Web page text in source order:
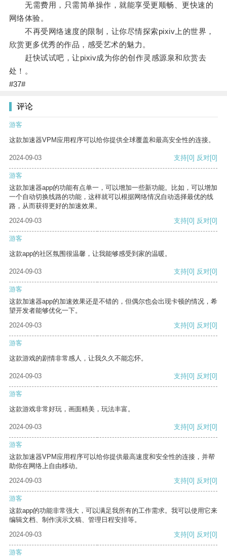
无需费用，只需简单操作，就能享受更顺畅、更快速的
网络体验。
不再受网络速度的限制，让你尽情探索pixiv上的世界，
欣赏更多优秀的作品，感受艺术的魅力。
赶快试试吧，让pixiv成为你的创作灵感源泉和欣赏去
处！。
#37#
评论
游客
这款加速器VPM应用程序可以给你提供全球覆盖和最高安全性的连接。
2024-09-03 支持[0] 反对[0]
游客
这款加速器app的功能有点单一，可以增加一些新功能。比如，可以增加
一个自动切换线路的功能，这样就可以根据网络情况自动选择最优的线
路，从而获得更好的加速效果。
2024-09-03
支持[0] 反对[0]
游客
这款app的社区氛围很温馨，让我能够感受到家的温暖。
2024-09-03 支持[0] 反对[0]
游客
这款加速器app的加速效果还是不错的，但偶尔也会出现卡顿的情况，希
望开发者能够优化一下。
2024-09-03
支持[0] 反对[0]
游客
这款游戏的剧情非常感人，让我久久不能忘怀。
2024-09-03 支持[0] 反对[0]
游客
这款游戏非常好玩，画面精美，玩法丰富。
2024-09-03 支持[0] 反对[0]
游客
这款加速器VPM应用程序可以给你提供最高速度和安全性的连接，并帮
助你在网络上自由移动。
2024-09-03
支持[0] 反对[0]
游客
这款app的功能非常强大，可以满足我所有的工作需求。我可以使用它来
编辑文档、制作演示文稿、管理日程安排等。
2024-09-03
支持[0] 反对[0]
游客